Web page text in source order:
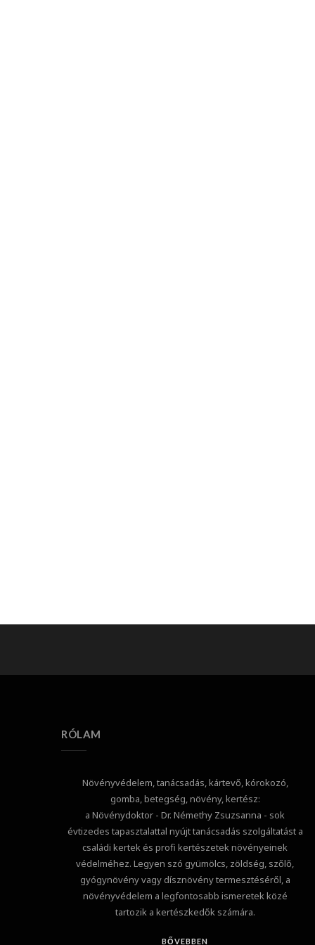
RÓLAM
Növényvédelem, tanácsadás, kártevő, kórokozó,
gomba, betegség, növény, kertész:
a Növénydoktor - Dr. Némethy Zsuzsanna - sok
évtizedes tapasztalattal nyújt tanácsadás szolgáltatást a
családi kertek és profi kertészetek növényeinek
védelméhez. Legyen szó gyümölcs, zöldség, szőlő,
gyógynövény vagy dísznövény termesztéséről, a
növényvédelem a legfontosabb ismeretek közé
tartozik a kertészkedők számára.
BŐVEBBEN